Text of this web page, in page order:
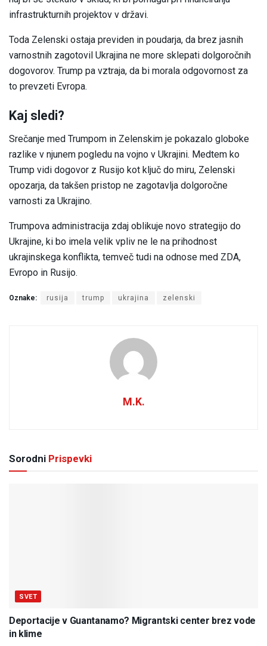
infrastrukturnih projektov v državi.
Toda Zelenski ostaja previden in poudarja, da brez jasnih
varnostnih zagotovil Ukrajina ne more sklepati dolgoročnih
dogovorov. Trump pa vztraja, da bi morala odgovornost za
to prevzeti Evropa.
Kaj sledi?
Srečanje med Trumpom in Zelenskim je pokazalo globoke
razlike v njunem pogledu na vojno v Ukrajini. Medtem ko
Trump vidi dogovor z Rusijo kot ključ do miru, Zelenski
opozarja, da takšen pristop ne zagotavlja dolgoročne
varnosti za Ukrajino.
Trumpova administracija zdaj oblikuje novo strategijo do
Ukrajine, ki bo imela velik vpliv ne le na prihodnost
ukrajinskega konflikta, temveč tudi na odnose med ZDA,
Evropo in Rusijo.
Oznake: rusija trump ukrajina zelenski
M.K.
Sorodni Prispevki
SVET
Deportacije v Guantanamo? Migrantski center brez vode
in klime